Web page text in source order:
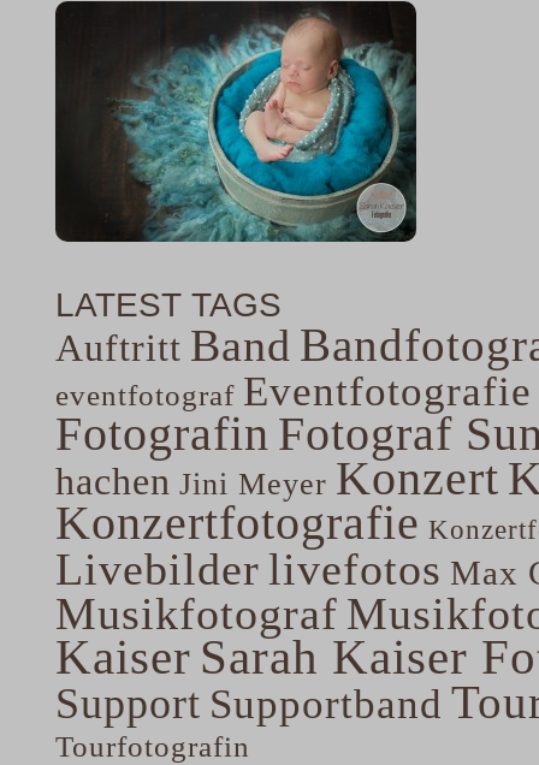
LATEST TAGS
Auftritt Band
eventfotograf Eventfotografie
Fotografin Fotograf
hachen Jini Meyer Konzert
Konzertfotografie
Livebilderlivefotos Max
Musikfotograf
Kaiser Sarah Kaiser
Support Supportband
Tourfotografin